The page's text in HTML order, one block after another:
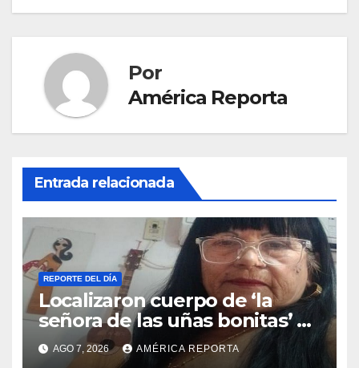
Por
América Reporta
Entrada relacionada
REPORTE DEL DÍA
Localizaron cuerpo de ‘la
señora de las uñas bonitas’ 42
días después de los
terremotos en La Guaira
AGO 7, 2026 AMÉRICA REPORTA